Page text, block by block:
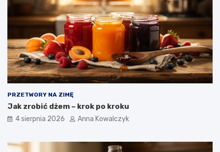
PRZETWORY NA ZIMĘ
Jak zrobić dżem – krok po kroku
4 sierpnia 2026 Anna Kowalczyk